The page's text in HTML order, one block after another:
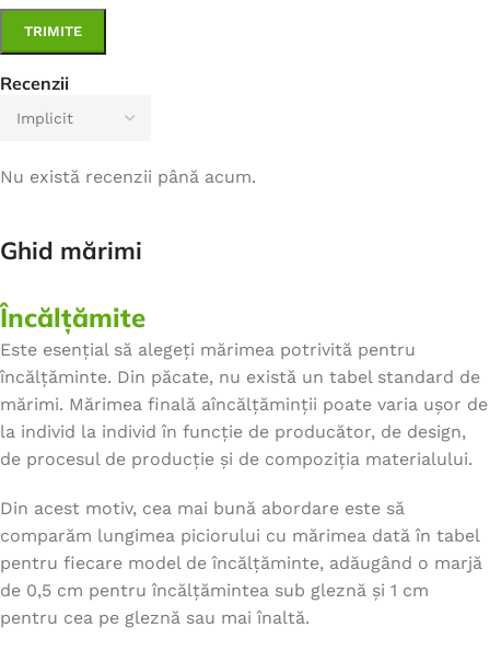
Recenzii
Nu există recenzii până acum.
Ghid mărimi
Încălțămite
Este esențial să alegeți mărimea potrivită pentru
încălțăminte. Din păcate, nu există un tabel standard de
mărimi. Mărimea finală aîncălțăminții poate varia ușor de
la individ la individ în funcție de producător, de design,
de procesul de producție și de compoziția materialului.
Din acest motiv, cea mai bună abordare este să
comparăm lungimea piciorului cu mărimea dată în tabel
pentru fiecare model de încălțăminte, adăugând o marjă
de 0,5 cm pentru încălțămintea sub gleznă și 1 cm
pentru cea pe gleznă sau mai înaltă.